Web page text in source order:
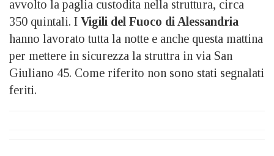
avvolto la paglia custodita nella struttura, circa
350 quintali. I Vigili del Fuoco di Alessandria
hanno lavorato tutta la notte e anche questa mattina
per mettere in sicurezza la struttra in via San
Giuliano 45. Come riferito non sono stati segnalati
feriti.